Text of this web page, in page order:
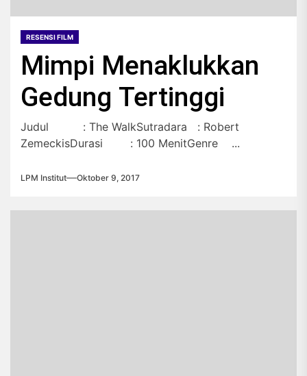
RESENSI FILM
Mimpi Menaklukkan
Gedung Tertinggi
Judul : The WalkSutradara : Robert
ZemeckisDurasi : 100 MenitGenre ...
LPM Institut Oktober 9, 2017